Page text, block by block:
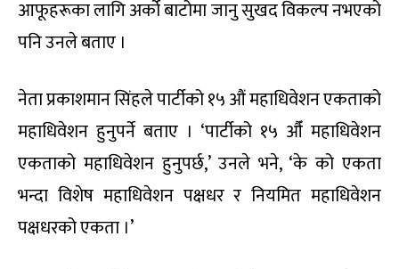
आफूहरूका लागि अर्को बाटोमा जानु सुखद विकल्प नभएको
पनि उनले बताए ।
नेता प्रकाशमान सिंहले पार्टीको १५ औं महाधिवेशन एकताको
महाधिवेशन हुनुपर्ने बताए । ‘पार्टीको १५ औँ महाधिवेशन
एकताको महाधिवेशन हुनुपर्छ,’ उनले भने, ‘के को एकता
भन्दा विशेष महाधिवेशन पक्षधर र नियमित महाधिवेशन
पक्षधरको एकता ।’